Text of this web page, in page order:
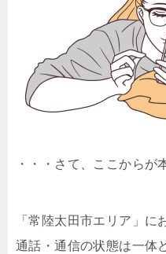
・・・さて、ここからが
「常陸太田市エリア」
通話・通信の状態は一体